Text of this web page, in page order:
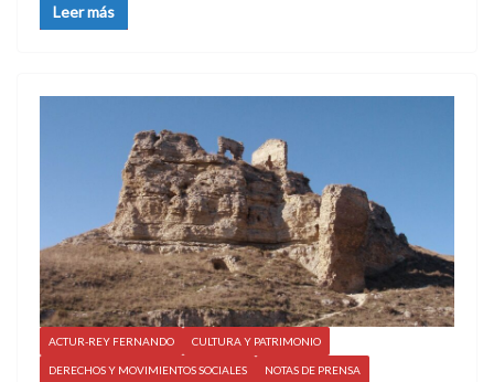
Leer más
ACTUR-REY FERNANDO CULTURA Y PATRIMONIO
DERECHOS Y MOVIMIENTOS SOCIALES NOTAS DE PRENSA